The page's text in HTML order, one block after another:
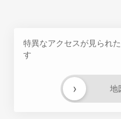
特異なアクセスが見られ
す
地
›